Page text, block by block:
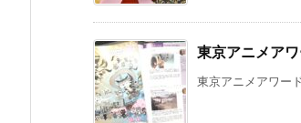
東京アニメア
東京アニメアワー